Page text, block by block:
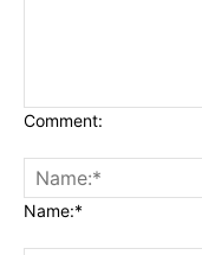
Comment:
Name:*